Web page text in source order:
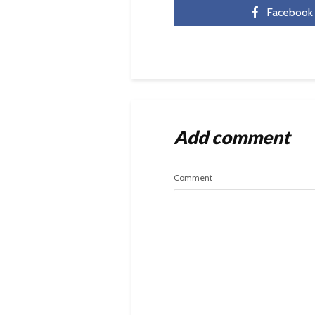
Facebook
Add comment
Comment